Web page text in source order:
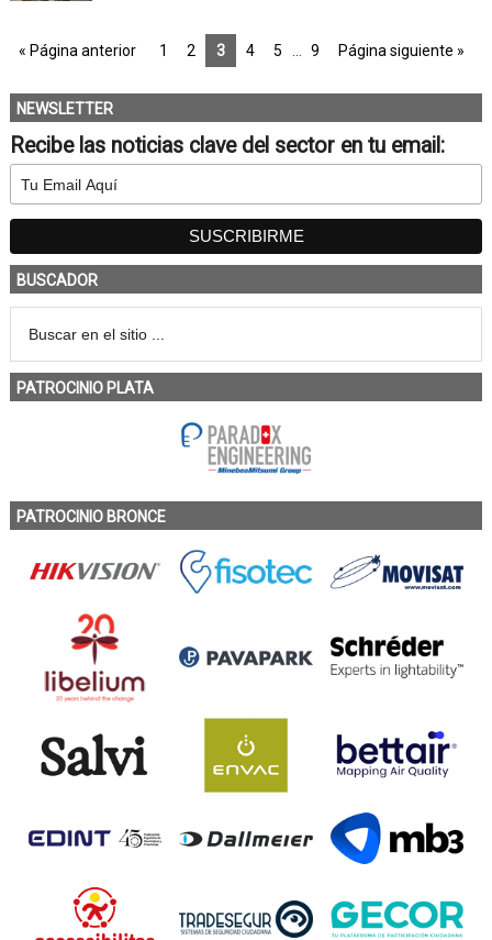
« Página anterior 1 2 3 4 5 9 Página siguiente »
NEWSLETTER
Recibe las noticias clave del sector en tu email:
BUSCADOR
PATROCINIO PLATA
PATROCINIO BRONCE